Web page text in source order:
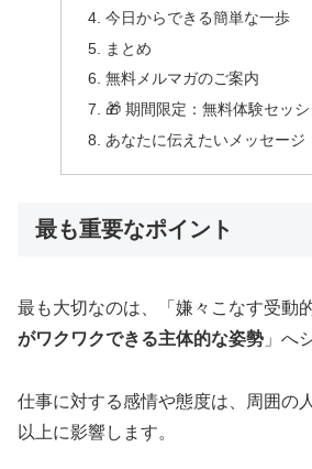
今日からできる簡単な一歩
まとめ
無料メルマガのご案内
🎁 期間限定：無料体験セッ
あなたに伝えたいメッセージ
最も重要なポイント
最も大切なのは、「嫌々こなす受動
がワクワクできる主体的な姿勢 」へ
仕事に対する感情や態度は、周囲の
以上に影響します。